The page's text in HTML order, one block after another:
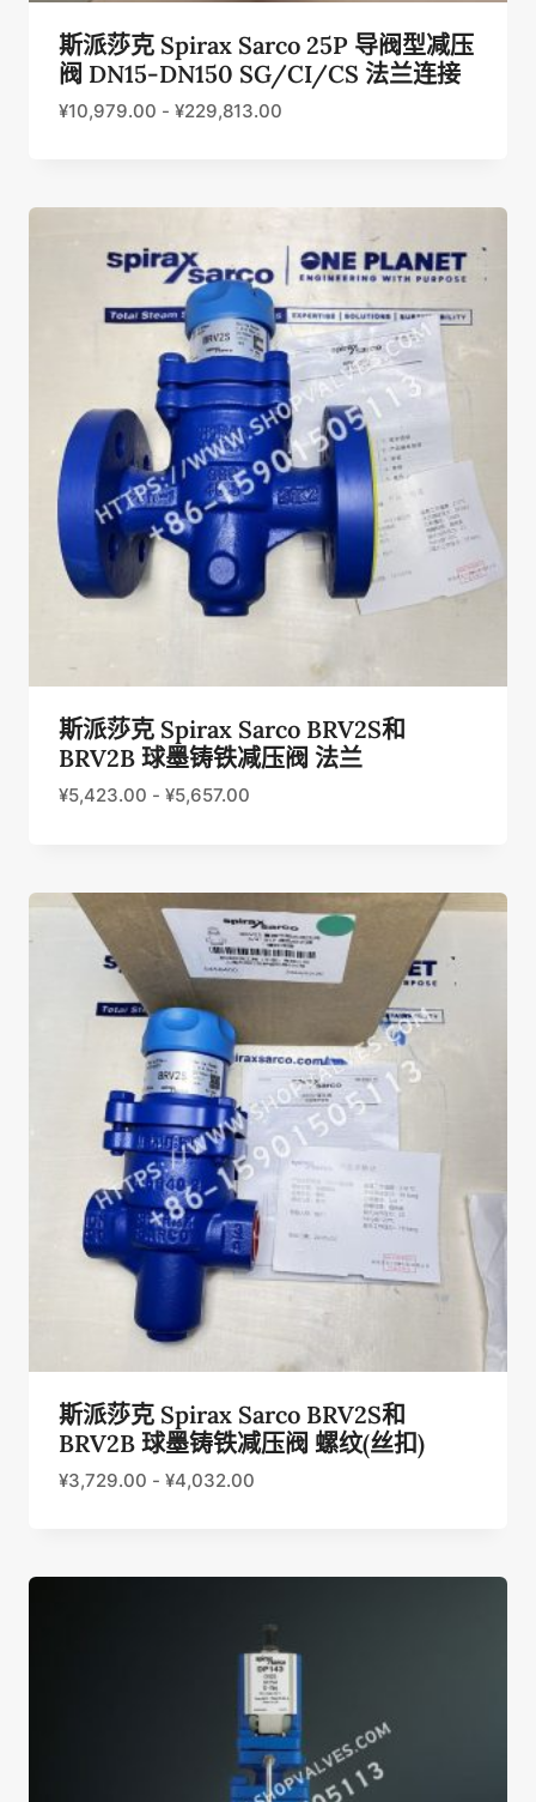
斯派莎克 Spirax Sarco 25P 导阀型减压
阀 DN15-DN150 SG/CI/CS 法兰连接
¥10,979.00 - ¥229,813.00
斯派莎克 Spirax Sarco BRV2S和
BRV2B 球墨铸铁减压阀 法兰
¥5,423.00 - ¥5,657.00
斯派莎克 Spirax Sarco BRV2S和
BRV2B 球墨铸铁减压阀 螺纹(丝扣)
¥3,729.00 - ¥4,032.00